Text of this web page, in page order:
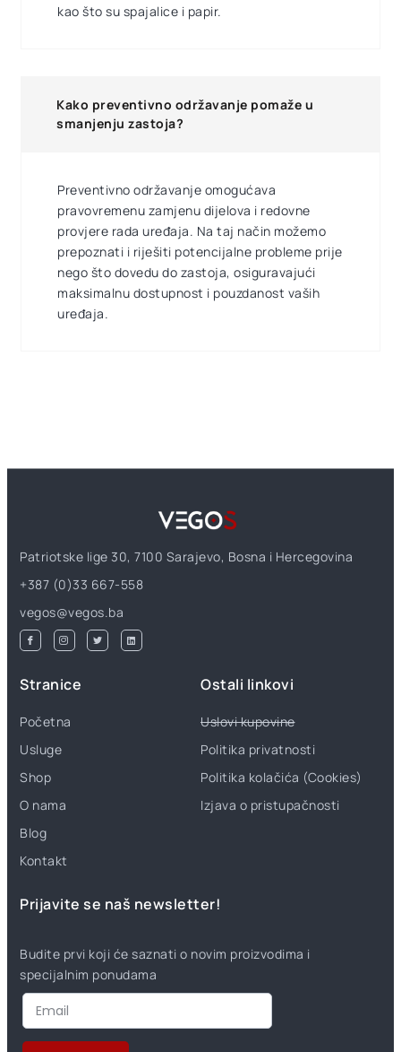
kao što su spajalice i papir.
Kako preventivno održavanje pomaže u
smanjenju zastoja?
Preventivno održavanje omogućava
pravovremenu zamjenu dijelova i redovne
provjere rada uređaja. Na taj način možemo
prepoznati i riješiti potencijalne probleme prije
nego što dovedu do zastoja, osiguravajući
maksimalnu dostupnost i pouzdanost vaših
uređaja.
Patriotske lige 30, 7100 Sarajevo, Bosna i Hercegovina
+387 (0)33 667-558
vegos@vegos.ba
Stranice
Početna
Usluge
Shop
O nama
Blog
Kontakt
Ostali linkovi
Uslovi kupovine
Politika privatnosti
Politika kolačića (Cookies)
Izjava o pristupačnosti
Prijavite se naš newsletter!
Budite prvi koji će saznati o novim proizvodima i
specijalnim ponudama